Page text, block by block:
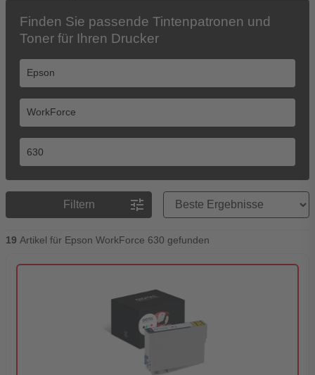
Finden Sie passende Tintenpatronen und
Toner für Ihren Drucker
Filtern tune
Preisreihenfolge
19 Artikel für Epson WorkForce 630 gefunden